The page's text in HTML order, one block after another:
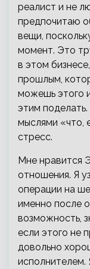
реалист и не
предпочитаю
вещи,
момент. Это
в этом
прошлым,
можешь этого
этим
мыслями «что,
стресс.
Мне нравится
отношения. Я
операции на
именно после
возможность,
если этого не
довольно
исполнителем.